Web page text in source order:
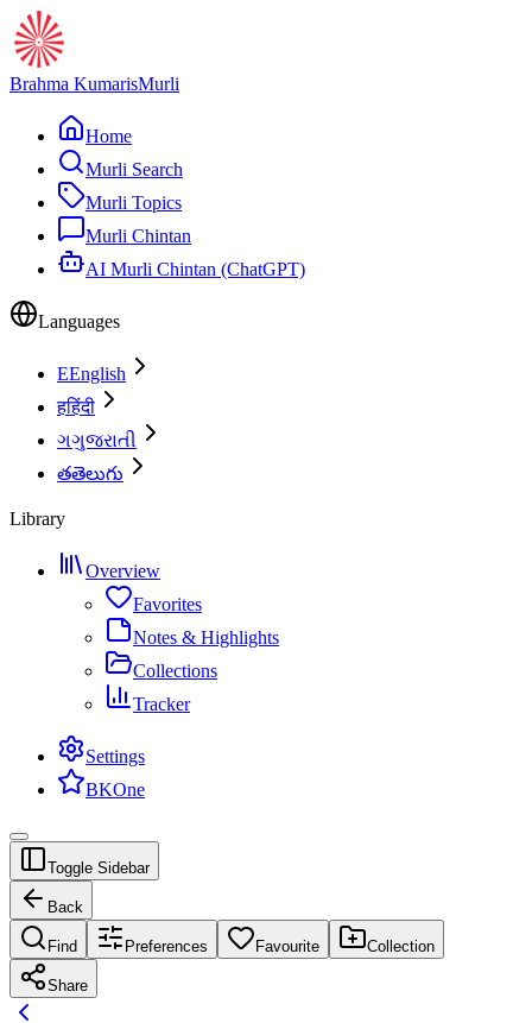
Brahma KumarisMurli
Home
Murli Search
Murli Topics
Murli Chintan
AI Murli Chintan (ChatGPT)
Languages
EEnglish
हहिंदी
ગગુજરાતી
తతెలుగు
Library
Overview
Favorites
Notes & Highlights
Collections
Tracker
Settings
BKOne
Toggle Sidebar
Back
Find Preferences Favourite Collection
Share